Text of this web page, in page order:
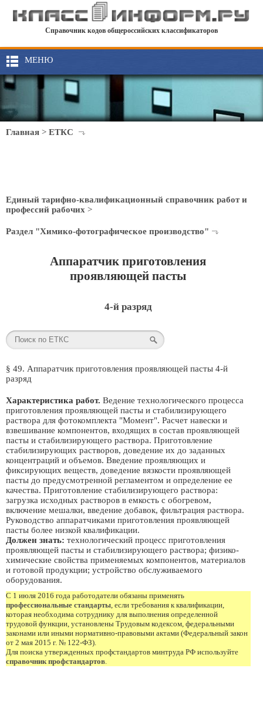
Справочник кодов общероссийских классификаторов
МЕНЮ
Главная > ЕТКС
Единый тарифно-квалификационный справочник работ и
профессий рабочих >
Раздел "Химико-фотографическое производство"
Аппаратчик приготовления
проявляющей пасты
4-й разряд
§ 49. Аппаратчик приготовления проявляющей пасты 4-й
разряд
Характеристика работ. Ведение технологического процесса
приготовления проявляющей пасты и стабилизирующего
раствора для фотокомплекта "Момент". Расчет навески и
взвешивание компонентов, входящих в состав проявляющей
пасты и стабилизирующего раствора. Приготовление
стабилизирующих растворов, доведение их до заданных
концентраций и объемов. Введение проявляющих и
фиксирующих веществ, доведение вязкости проявляющей
пасты до предусмотренной регламентом и определение ее
качества. Приготовление стабилизирующего раствора:
загрузка исходных растворов в емкость с обогревом,
включение мешалки, введение добавок, фильтрация раствора.
Руководство аппаратчиками приготовления проявляющей
пасты более низкой квалификации.
Должен знать: технологический процесс приготовления
проявляющей пасты и стабилизирующего раствора; физико-
химические свойства применяемых компонентов, материалов
и готовой продукции; устройство обслуживаемого
оборудования.
С 1 июля 2016 года работодатели обязаны применять
профессиональные стандарты, если требования к квалификации,
которая необходима сотруднику для выполнения определенной
трудовой функции, установлены Трудовым кодексом, федеральными
законами или иными нормативно-правовыми актами (Федеральный закон
от 2 мая 2015 г. № 122-ФЗ).
Для поиска утвержденных профстандартов минтруда РФ используйте
справочник профстандартов.